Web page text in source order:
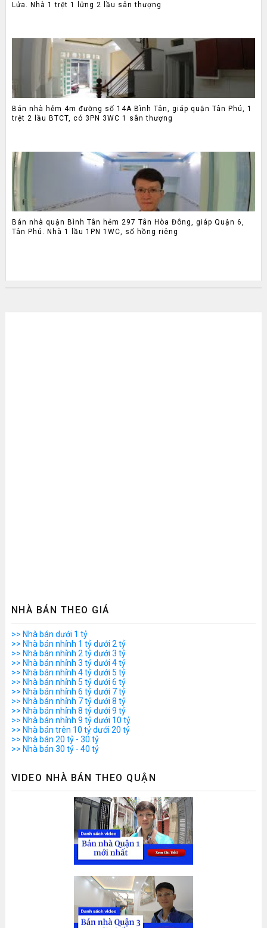
Lửa. Nhà 1 trệt 1 lửng 2 lầu sân thượng
Bán nhà hẻm 4m đường số 14A Bình Tân, giáp quận Tân Phú, 1
trệt 2 lầu BTCT, có 3PN 3WC 1 sân thượng
Bán nhà quận Bình Tân hẻm 297 Tân Hòa Đông, giáp Quận 6,
Tân Phú. Nhà 1 lầu 1PN 1WC, sổ hồng riêng
NHÀ BÁN THEO GIÁ
>> Nhà bán dưới 1 tỷ
>> Nhà bán nhỉnh 1 tỷ dưới 2 tỷ
>> Nhà bán nhỉnh 2 tỷ dưới 3 tỷ
>> Nhà bán nhỉnh 3 tỷ dưới 4 tỷ
>> Nhà bán nhỉnh 4 tỷ dưới 5 tỷ
>> Nhà bán nhỉnh 5 tỷ dưới 6 tỷ
>> Nhà bán nhỉnh 6 tỷ dưới 7 tỷ
>> Nhà bán nhỉnh 7 tỷ dưới 8 tỷ
>> Nhà bán nhỉnh 8 tỷ dưới 9 tỷ
>> Nhà bán nhỉnh 9 tỷ dưới 10 tỷ
>> Nhà bán trên 10 tỷ dưới 20 tỷ
>> Nhà bán 20 tỷ - 30 tỷ
>> Nhà bán 30 tỷ - 40 tỷ
VIDEO NHÀ BÁN THEO QUẬN